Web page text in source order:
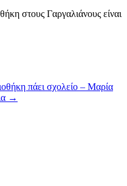
στους Γαργαλιάνους είναι
πάει σχολείο – Μαρία
→